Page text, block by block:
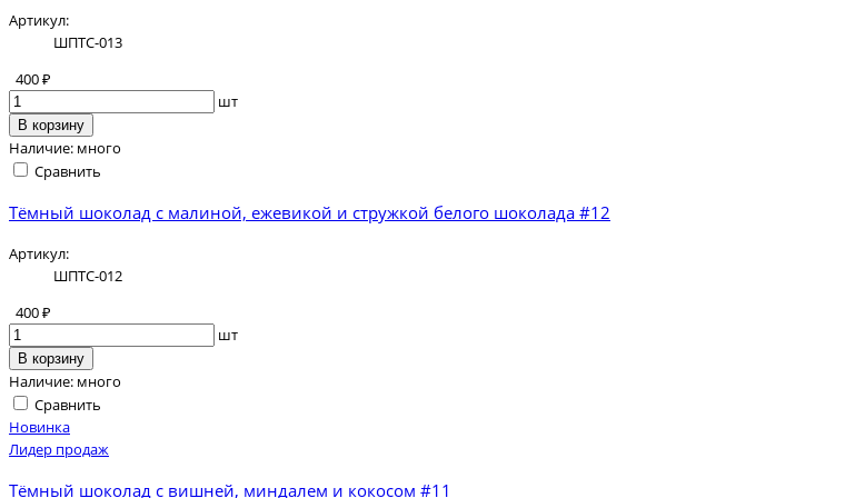
Артикул:
ШПТС-013
400 ₽
шт
В корзину
Наличие: много
Сравнить
Тёмный шоколад с малиной, ежевикой и стружкой белого шоколада #12
Артикул:
ШПТС-012
400 ₽
шт
В корзину
Наличие: много
Сравнить
Новинка
Лидер продаж
Тёмный шоколад с вишней, миндалем и кокосом #11